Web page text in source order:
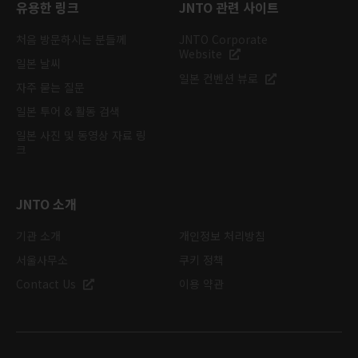
유용한 링크 JNTO 관련 사이트
JNTO 소개